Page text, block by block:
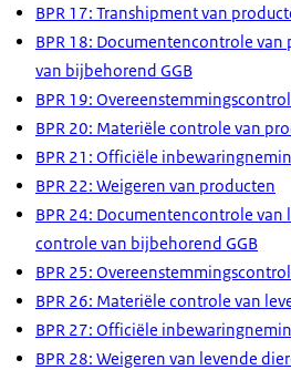
BPR 17: Transhipment van
BPR 18: Documentencontrole
van bijbehorend GGB
BPR 19:
BPR 20: Materiële controle van
BPR 21: Officiële
BPR 22: Weigeren van producten
BPR 24: Documentencontrole van
controle van bijbehorend GGB
BPR 25:
BPR 26: Materiële controle van
BPR 27: Officiële
BPR 28: Weigeren van levende